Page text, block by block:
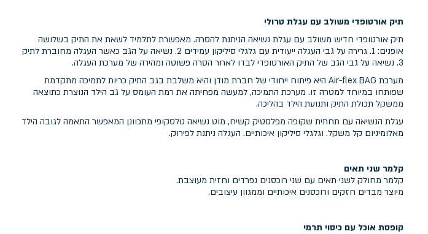
תיק אורטופדי משולב עם עגלת טרולי
תיק אורטופדי חדיש משולב עם עגלת נשיאה הניתנת להסרה. מאפשרת לתלמיד לשאת את התיק בשלושה
אופנים: 1. גרירה על גבי העגלה ייעודית עם גלגלי סיליקון עמידים 2. נשיאה על הגב כאשר העגלה מחוברת לתיק
3. נשיאה על גבי הגב של התיק האורטופדי לבדו לאחר הסרה פשוטה ומהירה של מערכת העגלה.
מערכת Air-flex BAG היא פיתוח ייחודי של חברת מודן והיא משלבת בגב התיק כריות לתמיכה מתקדמת
שפותחו במיוחד למטרה זו. מערכת התמיכה, למעשה מפחיתה את רמת העומס על גב הילד הנוצרת כתוצאה
ממשקל תכולת התיק ותנועת הילד בהליכה.
עגלת הנשיאה עם תחתית שקופה מפלסטיק קשיח, מוט נשיאה טלסקופי מתכוונן המאפשר התאמה לגובה הילד
מאלומיניום קל משקל. וגלגלי סיליקון איכותיים. העגלה ניתנת לפירוק.
קלמר שני תאים
קלמר מחולק לשני תאים עם שני רוכסנים נפרדים וחזית מעוצבת.
מיוצר מבדים חזקים ורוכסנים איכותיים וממגוון עיצובים.
קופסת אוכל עם כיסוי תרמי